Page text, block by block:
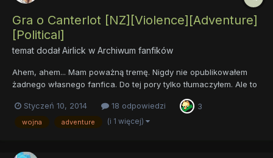
Gra o Canterlot [NZ][Violence][Adventure]
[Political]
temat dodałAirlick w Archiwum fanfików
Ahem, ahem... Mam poważną tremę. Nigdy nie opublikowałem
żadnego własnego fanfica. Do tej pory tylko tłumaczyłem. Ale to
wyszło/wyjdzie mi coś fatalnego. No, ale wrzucam tak czy
inaczej. O czym będzie ten fic? Cóż, tytuł z pewnośc...
Styczeń 10, 2014 18 odpowiedzi 3
wojna adventure (i 1 więcej)